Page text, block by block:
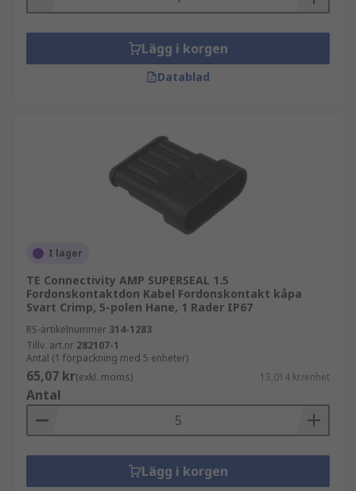
Lägg i korgen
Datablad
I lager
TE Connectivity AMP SUPERSEAL 1.5
Fordonskontaktdon Kabel Fordonskontakt kåpa
Svart Crimp, 5-polen Hane, 1 Rader IP67
RS-artikelnummer 314-1283
Tillv. art.nr 282107-1
Antal (1 förpackning med 5 enheter)
65,07 kr(exkl. moms) 13,014 kr/enhet
Antal
Lägg i korgen